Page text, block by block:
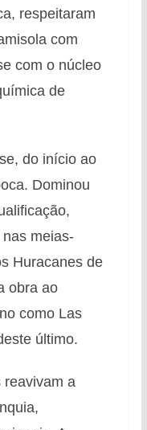
respeitaram
com
com o núcleo
de
do início ao
Dominou
meias-
Huracanes de
obra ao
como Las
último.
reavivam a